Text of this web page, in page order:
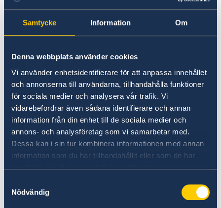
Samtycke Information Om
Denna webbplats använder cookies
Vi använder enhetsidentifierare för att anpassa innehållet
och annonserna till användarna, tillhandahålla funktioner
för sociala medier och analysera vår trafik. Vi
vidarebefordrar även sådana identifierare och annan
information från din enhet till de sociala medier och
annons- och analysföretag som vi samarbetar med.
Dessa kan i sin tur kombinera informationen med annan
information som du har tillhandahållit eller som de har
samlat in när du har använt deras tjänster.
Nödvändig
I ett krisläge uppmanas besökare att följa
utvecklingen via massmedier och följa
Ambassaden uppmanar samtliga svenskar i
Oman att anmäla sig till ambassadens
svensklista,
http://www.swedenabroad.com/svensklistan
Uppgifterna kan vid behov användas av
ambassaden för att snabbt kunna kontakta dig
om en konsulär krissituation skulle drabba dig
under en vistelse i landet. Uppgifterna sparas
enbart under den tid man själv angett och tas